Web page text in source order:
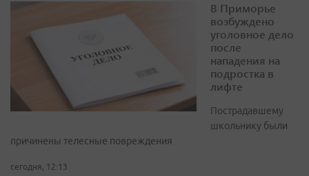
В Приморье
возбуждено
уголовное дело
после
нападения на
подростка в
лифте
Пострадавшему
школьнику были
причинены телесные повреждения
сегодня, 12:13